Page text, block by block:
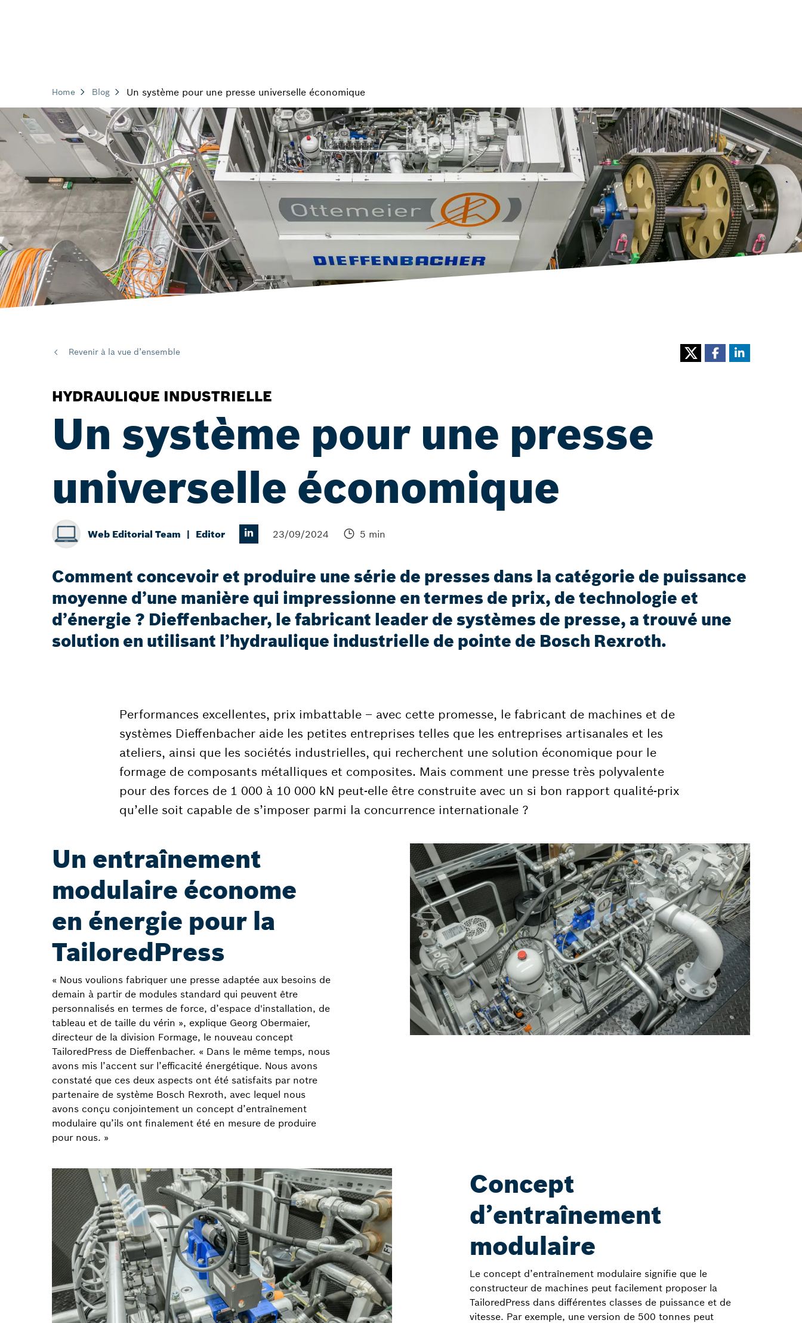
Home Blog Un système pour une presse universelle économique
Revenir à la vue d’ensemble
HYDRAULIQUE INDUSTRIELLE
Un système pour une presse
universelle économique
Web Editorial Team Editor 23/09/2024 5 min
Comment concevoir et produire une série de presses dans la catégorie de puissance
moyenne d’une manière qui impressionne en termes de prix, de technologie et
d’énergie ? Dieffenbacher, le fabricant leader de systèmes de presse, a trouvé une
solution en utilisant l’hydraulique industrielle de pointe de Bosch Rexroth.
Performances excellentes, prix imbattable – avec cette promesse, le fabricant de machines et de
systèmes Dieffenbacher aide les petites entreprises telles que les entreprises artisanales et les
ateliers, ainsi que les sociétés industrielles, qui recherchent une solution économique pour le
formage de composants métalliques et composites. Mais comment une presse très polyvalente
pour des forces de 1 000 à 10 000 kN peut-elle être construite avec un si bon rapport qualité-prix
qu’elle soit capable de s’imposer parmi la concurrence internationale ?
Un entraînement
modulaire économe
en énergie pour la
TailoredPress
« Nous voulions fabriquer une presse adaptée aux besoins de
demain à partir de modules standard qui peuvent être
personnalisés en termes de force, d’espace d'installation, de
tableau et de taille du vérin », explique Georg Obermaier,
directeur de la division Formage, le nouveau concept
TailoredPress de Dieffenbacher. « Dans le même temps, nous
avons mis l’accent sur l’efficacité énergétique. Nous avons
constaté que ces deux aspects ont été satisfaits par notre
partenaire de système Bosch Rexroth, avec lequel nous
avons conçu conjointement un concept d’entraînement
modulaire qu’ils ont finalement été en mesure de produire
pour nous. »
Concept
d’entraînement
modulaire
Le concept d’entraînement modulaire signifie que le
constructeur de machines peut facilement proposer la
TailoredPress dans différentes classes de puissance et de
vitesse. Par exemple, une version de 500 tonnes peut